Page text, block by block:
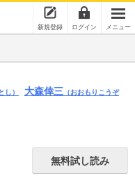
新規登録 ログイン メニュー
し） 大森倖三 （おおもりこうぞ
無料試し読み